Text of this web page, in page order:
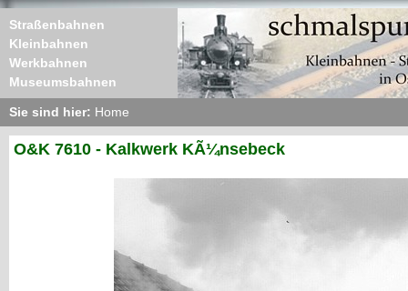
Straßenbahnen
Kleinbahnen
Werkbahnen
Museumsbahnen
Sie sind hier: Home
O&K 7610 - Kalkwerk KÃ¼nsebeck